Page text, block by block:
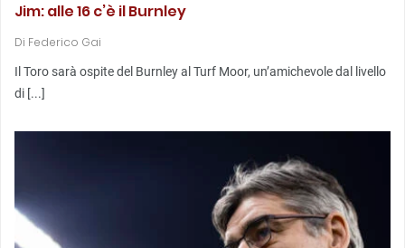
Jim: alle 16 c’è il Burnley
Di Federico Gai
Il Toro sarà ospite del Burnley al Turf Moor, un’amichevole dal livello
di [...]